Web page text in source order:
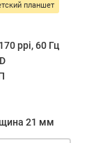
планшет
ppi, 60 Гц
21 мм